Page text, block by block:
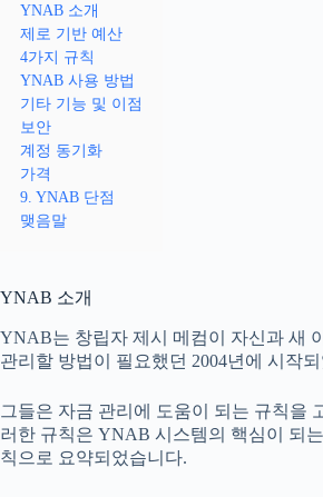
YNAB 소개
제로 기반 예산
4가지 규칙
YNAB 사용 방법
기타 기능 및 이점
보안
계정 동기화
가격
9. YNAB 단점
맺음말
YNAB 소개
YNAB는 창립자 제시 메컴이 자신과 새
관리할 방법이 필요했던 2004년에 시작
그들은 자금 관리에 도움이 되는 규칙을
러한 규칙은 YNAB 시스템의 핵심이 되
칙으로 요약되었습니다.